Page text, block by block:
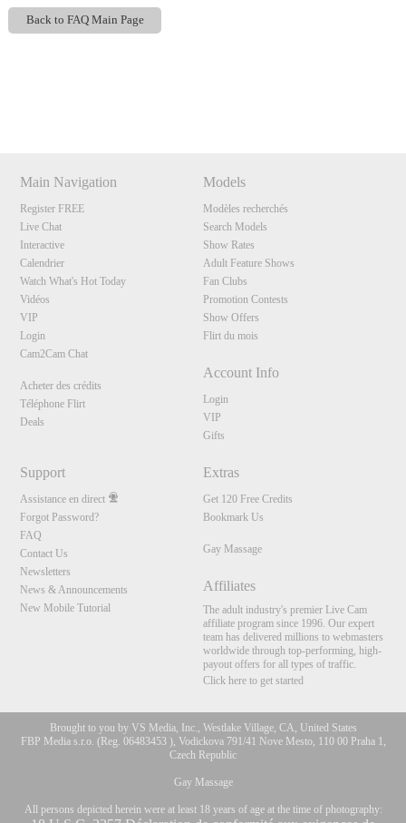
Back to FAQ Main Page
Main Navigation
Register FREE
Live Chat
Interactive
Calendrier
Watch What's Hot Today
Vidéos
VIP
Login
Cam2Cam Chat
Acheter des crédits
Téléphone Flirt
Deals
Models
Modèles recherchés
Search Models
Show Rates
Adult Feature Shows
Fan Clubs
Promotion Contests
Show Offers
Flirt du mois
Account Info
Login
VIP
Gifts
Support
Assistance en direct
Forgot Password?
FAQ
Contact Us
Newsletters
News & Announcements
New Mobile Tutorial
Extras
Get 120 Free Credits
Bookmark Us
Gay Massage
Affiliates
The adult industry's premier Live Cam
affiliate program since 1996. Our expert
team has delivered millions to webmasters
worldwide through top-performing, high-
payout offers for all types of traffic.
Click here to get started
Brought to you by VS Media, Inc., Westlake Village, CA, United States
FBP Media s.r.o. (Reg. 06483453 ), Vodickova 791/41 Nove Mesto, 110 00 Praha 1,
Czech Republic
Gay Massage
All persons depicted herein were at least 18 years of age at the time of photography:
120
F
R
E
E
C
R
E
DI
T
S